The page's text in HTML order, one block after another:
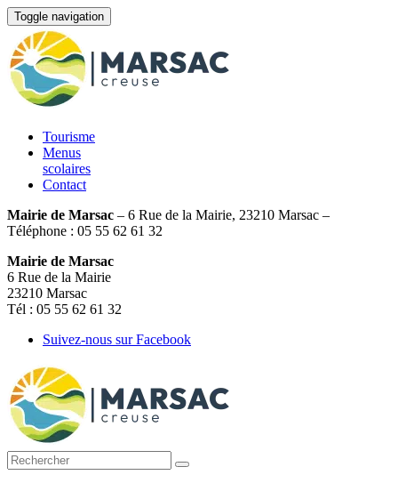
Toggle navigation
Tourisme
Menus
scolaires
Contact
Mairie de Marsac – 6 Rue de la Mairie, 23210 Marsac –
Téléphone : 05 55 62 61 32
Mairie de Marsac
6 Rue de la Mairie
23210 Marsac
Tél : 05 55 62 61 32
Suivez-nous sur Facebook